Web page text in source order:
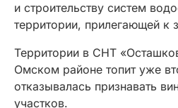
и строительству систем
территории, прилегающей к
Территории в СНТ
Омском районе топит уже
отказывалась признавать
участков.